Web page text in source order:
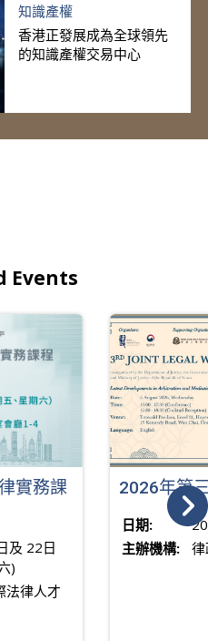
知識產權
香港正發展成為全球領先
的知識產權交易中心
Events
實務課
及 22日
)
法律人才
2026年第
日期:
主辦機構: